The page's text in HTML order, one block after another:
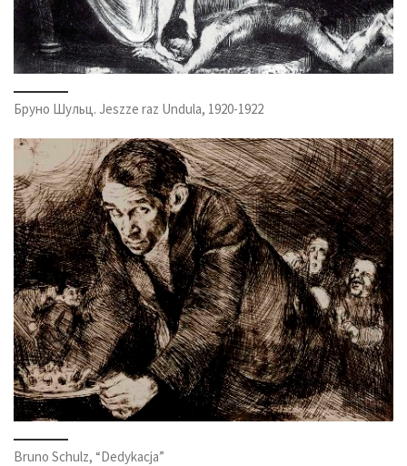
Бруно Шульц. Jeszze raz Undula, 1920-1922
Bruno Schulz, “Dedykacja”